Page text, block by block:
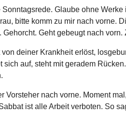
Glaube ohne Werke
bitte komm zu mir nach vorne.
Geht gebeugt nach vorn.
von deiner Krankheit erlöst,
sich auf, steht mit geradem
Vorsteher nach vorne. Moment
ist alle Arbeit verboten. So